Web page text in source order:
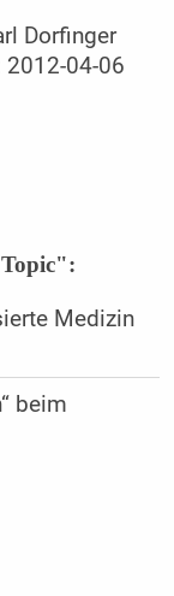
Dorfinger
04-06
Medizin
beim